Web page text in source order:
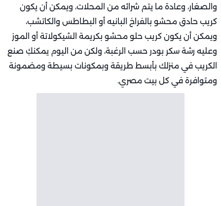
والصغار، وعادة ما يتم شرائه من المحلات، ويمكن أن يكون
كريب حادق محشو بالفراخ البانيه أو البطاطس والكاتشب،
ويمكن أن يكون كريب حلو محشو بكريمة الشيكولاتة أو الموز
وعليه رشة سكر بودر حسب الرغبة، ولكن من اليوم يمكنكِ صنع
الكريب في منزلك بأبسط طريقة وبمكونات بسيطة ومضمونة
ومتوافرة في كل بيت مصري.